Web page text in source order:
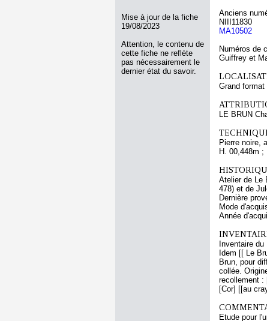
Mise à jour de la fiche
19/08/2023
Attention, le contenu de
cette fiche ne reflète
pas nécessairement le
dernier état du savoir.
Anciens
NIII11830
MA10502
Numéros de
Guiffrey et
Grand format
LE BRUN
Pierre noire,
H. 00,448m ;
Atelier de Le
478) et de
Dernière
Mode
Année
Inventaire
Idem [[ Le
Brun, pour
collée.
recollement :
[Cor] [[au
Etude pour